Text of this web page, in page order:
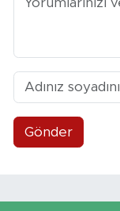
Gönder